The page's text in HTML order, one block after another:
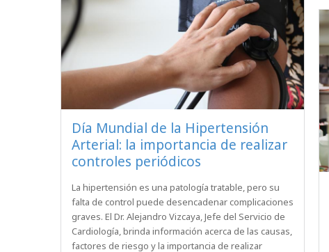
Día Mundial de la Hipertensión
Arterial: la importancia de realizar
controles periódicos
La hipertensión es una patología tratable, pero su
falta de control puede desencadenar complicaciones
graves. El Dr. Alejandro Vizcaya, Jefe del Servicio de
Cardiología, brinda información acerca de las causas,
factores de riesgo y la importancia de realizar